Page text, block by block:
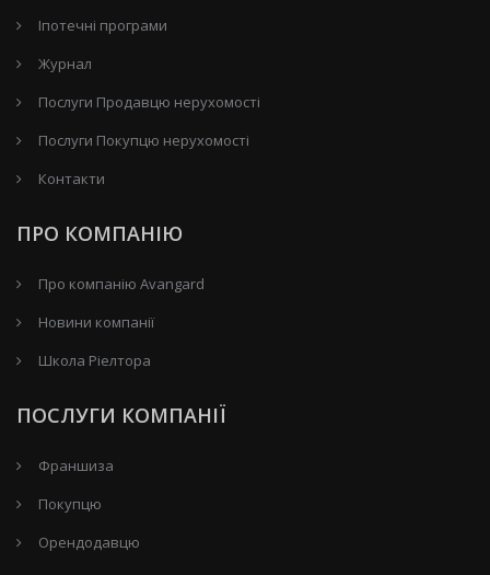
Іпотечні програми
Журнал
Послуги Продавцю нерухомості
Послуги Покупцю нерухомості
Контакти
ПРО КОМПАНІЮ
Про компанію Avangard
Новини компанії
Школа Ріелтора
ПОСЛУГИ КОМПАНІЇ
Франшиза
Покупцю
Орендодавцю